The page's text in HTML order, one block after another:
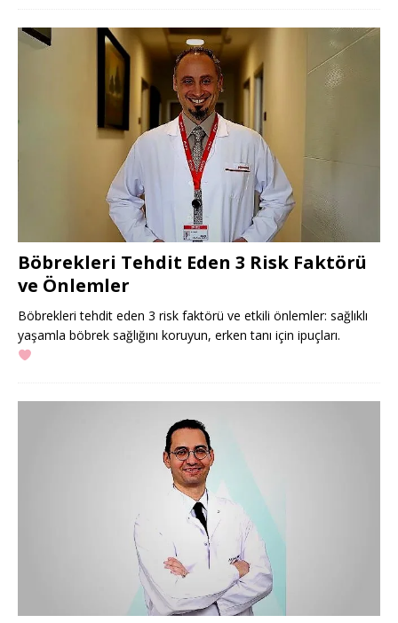
Böbrekleri Tehdit Eden 3 Risk Faktörü
ve Önlemler
Böbrekleri tehdit eden 3 risk faktörü ve etkili önlemler: sağlıklı
yaşamla böbrek sağlığını koruyun, erken tanı için ipuçları.